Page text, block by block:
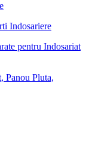
Indosariere
pentru Indosariat
Panou Pluta,